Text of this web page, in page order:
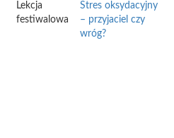
Lekcja
festiwalowa
Stres oksydacyjny
– przyjaciel czy
wróg?